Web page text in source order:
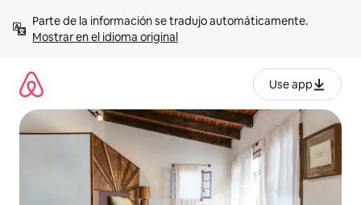
contenidoMostrar en el idioma original
Use app